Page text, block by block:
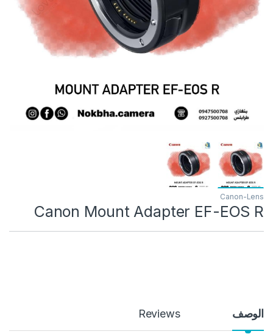
Canon-Lens
Canon Mount Adapter EF-EOS R
الوصف Reviews